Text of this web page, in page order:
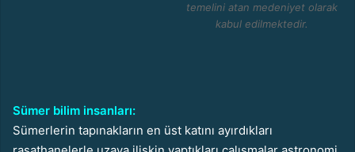
temelini atan medeniyet olarak
kabul edilmektedir.
Sümer bilim insanları:
Sümerlerin tapınakların en üst katını ayırdıkları